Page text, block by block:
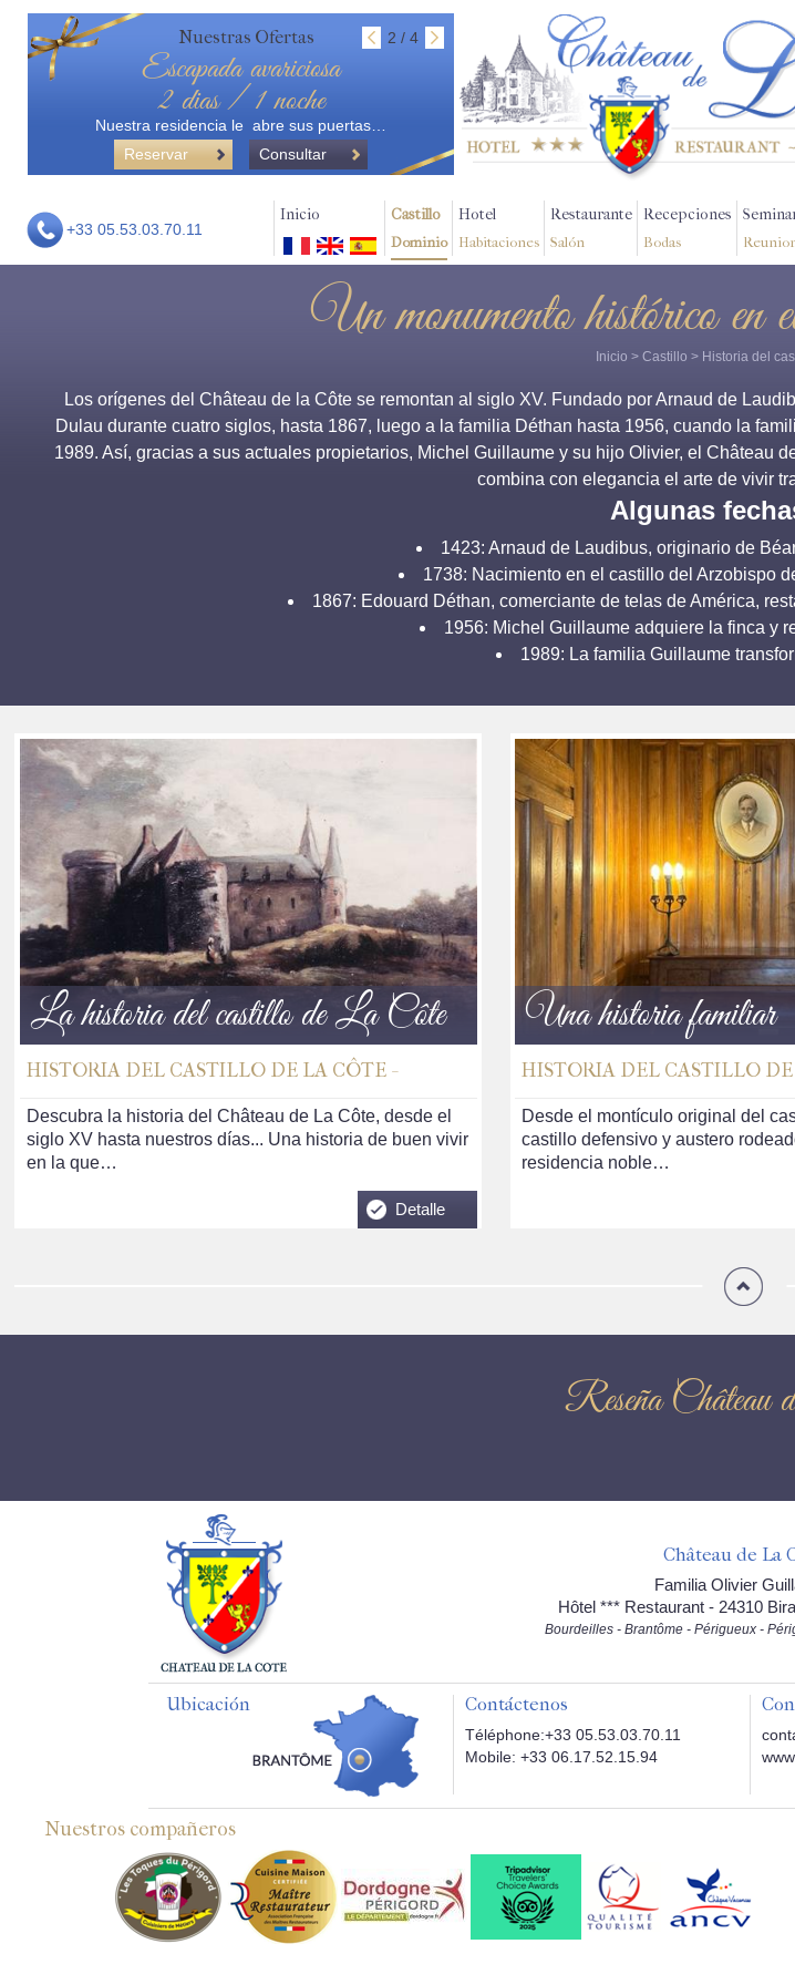
Nuestras Ofertas 2 / 4
Escapada avariciosa
2 dias / 1 noche
Nuestra residencia le abre sus puertas…
Reservar
Consultar
+33 05.53.03.70.11
Inicio Castillo
Dominio
Hotel
Habitaciones
Restaurante
Salón
Recepciones
Bodas
Un monumento histórico
Inicio > Castillo > Historia del
Los orígenes del Château de la Côte se remontan al siglo XV. Fundado por Arnaud de
Dulau durante cuatro siglos, hasta 1867, luego a la familia Déthan hasta 1956, cuando la
1989. Así, gracias a sus actuales propietarios, Michel Guillaume y su hijo Olivier, el Château
combina con elegancia el arte de vivir
Algunas
1423: Arnaud de Laudibus, originario de
1738: Nacimiento en el castillo del Arzobispo
1867: Edouard Déthan, comerciante de telas de América,
1956: Michel Guillaume adquiere la finca y
1989: La familia Guillaume
La historia del castillo de La Côte
HISTORIA DEL CASTILLO DE LA CÔTE -
Descubra la historia del Château de La Côte, desde el
siglo XV hasta nuestros días... Una historia de buen vivir
en la que…
Detalle
Una historia familiar
HISTORIA DEL CASTILLO
Desde el montículo original del
castillo defensivo y austero
residencia noble…
Reseña Château
Château de La
Familia Olivier
Hôtel *** Restaurant - 24310
Bourdeilles - Brantôme - Périgueux -
Ubicación Contáctenos
Téléphone:+33 05.53.03.70.11
Mobile: +33 06.17.52.15.94
Nuestros compañeros